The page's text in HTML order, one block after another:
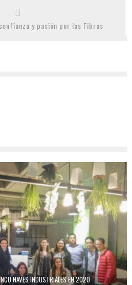
y pasión por las Fibras
NAVES INDUSTRIALES EN 2020